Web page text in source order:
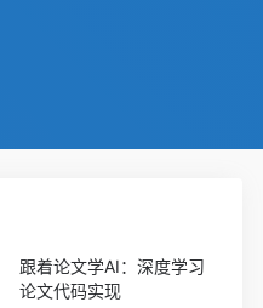
跟着论文学AI：深度学习
论文代码实现